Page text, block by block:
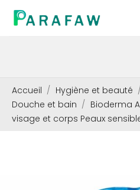
Accueil Hygiène et beauté
Douche et bain
Bioderma
visage et corps Peaux